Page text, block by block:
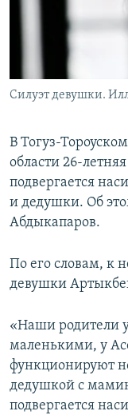
Силуэт девушки.
В Тогуз-
области 26-
подвергается
и дедушки. Об
Абдыкапаров.
По его словам, к
девушки
«Наши родители
маленькими, у
функционируют
дедушкой с
подвергается